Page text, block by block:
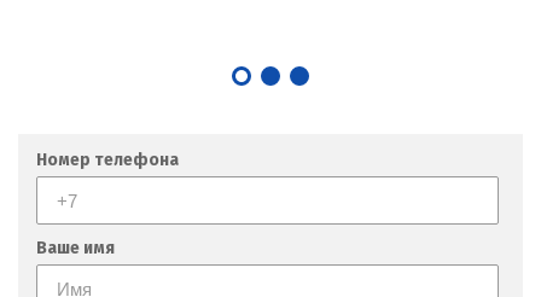
Номер телефона
Ваше имя